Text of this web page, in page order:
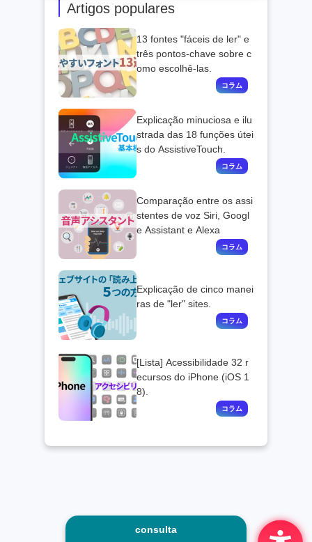
Artigos populares
13 fontes "fáceis de ler" e
três pontos-chave sobre c
omo escolhê-las.
Explicação minuciosa e ilu
strada das 18 funções útei
s do AssistiveTouch.
Comparação entre os assi
stentes de voz Siri, Googl
e Assistant e Alexa
Explicação de cinco manei
ras de "ler" sites.
[Lista] Acessibilidade 32 r
ecursos do iPhone (iOS 1
8).
consulta